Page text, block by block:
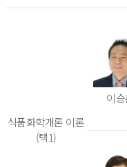
식품화학개론 이론
(택1)
이